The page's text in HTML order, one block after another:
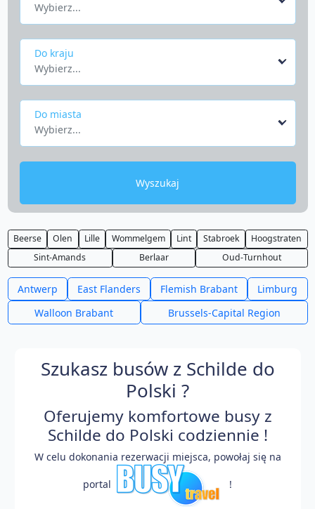
Wybierz...
Do kraju
Wybierz...
Do miasta
Wybierz...
Wyszukaj
Beerse Olen Lille Wommelgem Lint Stabroek
Hoogstraten
Sint-Amands
Berlaar Oud-Turnhout
Antwerp East Flanders Flemish Brabant
Limburg
Walloon Brabant
Brussels-Capital Region
Szukasz busów z Schilde do
Polski ?
Oferujemy komfortowe busy z
Schilde do Polski codziennie !
W celu dokonania rezerwacji miejsca, powołaj się na
portal !